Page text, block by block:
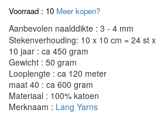
Voorraad : 10 Meer kopen?
Aanbevolen naalddikte : 3 - 4 mm
Stekenverhouding: 10 x 10 cm = 24 st
10 jaar : ca 450 gram
Gewicht : 50 gram
Looplengte : ca 120 meter
maat 40 : ca 600 gram
Materiaal : 100% katoen
Merknaam : Lang Yarns